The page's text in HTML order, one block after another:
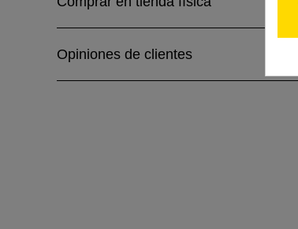
Opiniones de clientes